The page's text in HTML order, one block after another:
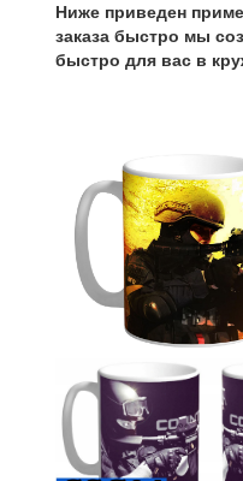
Ниже приведен
заказа быстро мы
быстро для вас в